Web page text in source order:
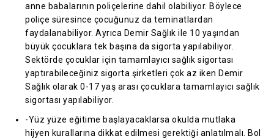
anne babalarının poliçelerine dahil olabiliyor. Böylece
poliçe süresince çocuğunuz da teminatlardan
faydalanabiliyor. Ayrıca Demir Sağlık ile 10 yaşından
büyük çocuklara tek başına da sigorta yapılabiliyor.
Sektörde çocuklar için tamamlayıcı sağlık sigortası
yaptırabileceğiniz sigorta şirketleri çok az iken Demir
Sağlık olarak 0-17 yaş arası çocuklara tamamlayıcı sağlık
sigortası yapılabiliyor.
-Yüz yüze eğitime başlayacaklarsa okulda mutlaka
hijyen kurallarına dikkat edilmesi gerektiği anlatılmalı. Bol